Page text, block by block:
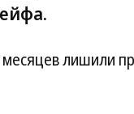
лишили